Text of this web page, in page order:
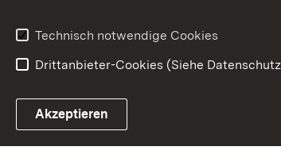
Technisch notwendige Cookies
Drittanbieter-Cookies (Siehe
Akzeptieren